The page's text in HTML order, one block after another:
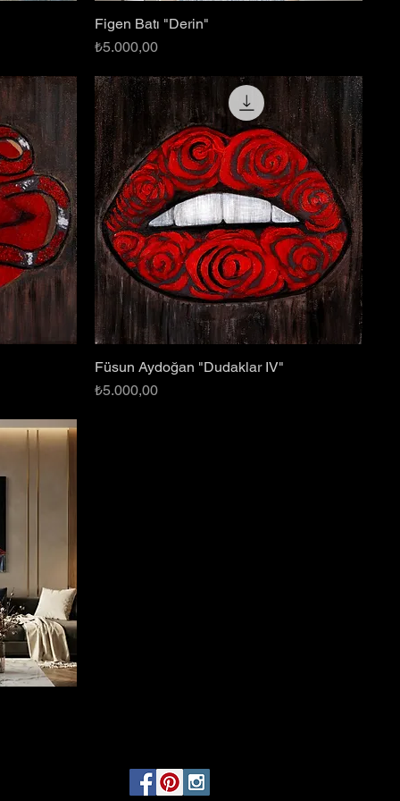
Hızlı Bakış
Figen Batı "Derin"
Fiyat
₺5.000,00
Hızlı Bakış
Füsun Aydoğan "Dudaklar IV"
Fiyat
₺5.000,00